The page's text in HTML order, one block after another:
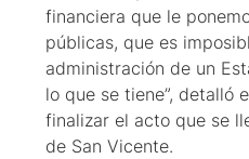
financiera que le
públicas, que es
administración de un
lo que se tiene”, detalló
finalizar el acto que se
de San Vicente.